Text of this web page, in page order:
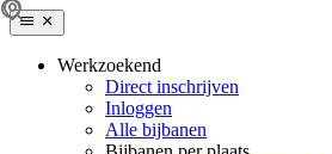
Werkzoekend
Direct inschrijven
Inloggen
Alle bijbanen